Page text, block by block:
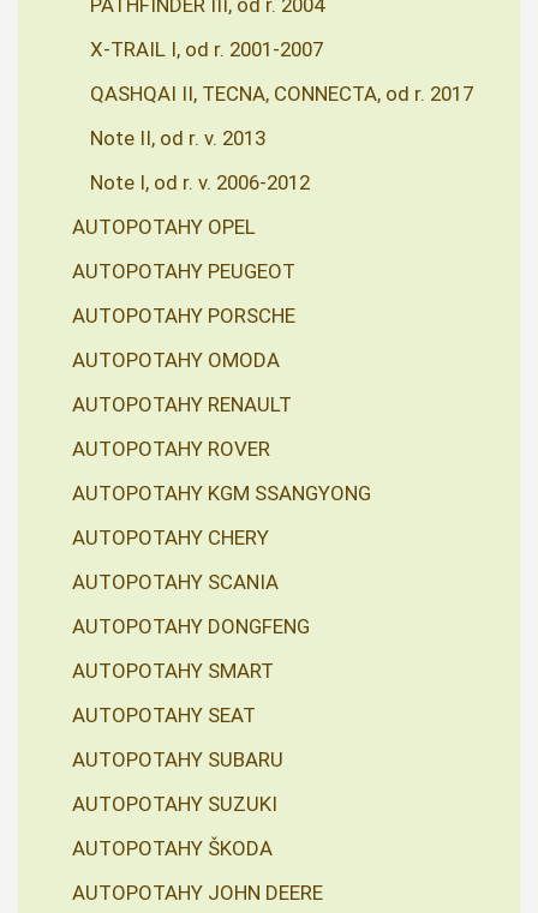
PATHFINDER III, od r. 2004
X-TRAIL I, od r. 2001-2007
QASHQAI II, TECNA, CONNECTA, od r. 2017
Note II, od r. v. 2013
Note I, od r. v. 2006-2012
AUTOPOTAHY OPEL
AUTOPOTAHY PEUGEOT
AUTOPOTAHY PORSCHE
AUTOPOTAHY OMODA
AUTOPOTAHY RENAULT
AUTOPOTAHY ROVER
AUTOPOTAHY KGM SSANGYONG
AUTOPOTAHY CHERY
AUTOPOTAHY SCANIA
AUTOPOTAHY DONGFENG
AUTOPOTAHY SMART
AUTOPOTAHY SEAT
AUTOPOTAHY SUBARU
AUTOPOTAHY SUZUKI
AUTOPOTAHY ŠKODA
AUTOPOTAHY JOHN DEERE